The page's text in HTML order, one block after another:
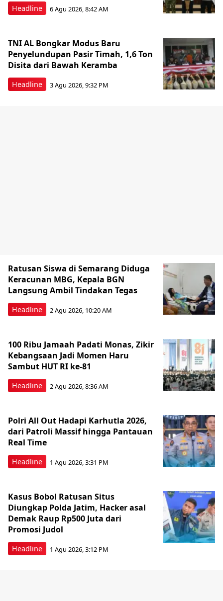
Headline 6 Agu 2026, 8:42 AM
Headline
TNI AL Bongkar Modus Baru
Penyelundupan Pasir Timah, 1,6 Ton
Disita dari Bawah Keramba
3 Agu 2026, 9:32 PM
Headline
Ratusan Siswa di Semarang Diduga
Keracunan MBG, Kepala BGN
Langsung Ambil Tindakan Tegas
2 Agu 2026, 10:20 AM
Headline
100 Ribu Jamaah Padati Monas, Zikir
Kebangsaan Jadi Momen Haru
Sambut HUT RI ke-81
2 Agu 2026, 8:36 AM
Headline
Polri All Out Hadapi Karhutla 2026,
dari Patroli Massif hingga Pantauan
Real Time
1 Agu 2026, 3:31 PM
Headline
Kasus Bobol Ratusan Situs
Diungkap Polda Jatim, Hacker asal
Demak Raup Rp500 Juta dari
Promosi Judol
1 Agu 2026, 3:12 PM